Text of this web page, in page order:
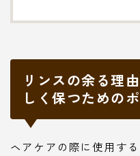
リンスの余る理
しく保つための
ヘアケアの際に使用す